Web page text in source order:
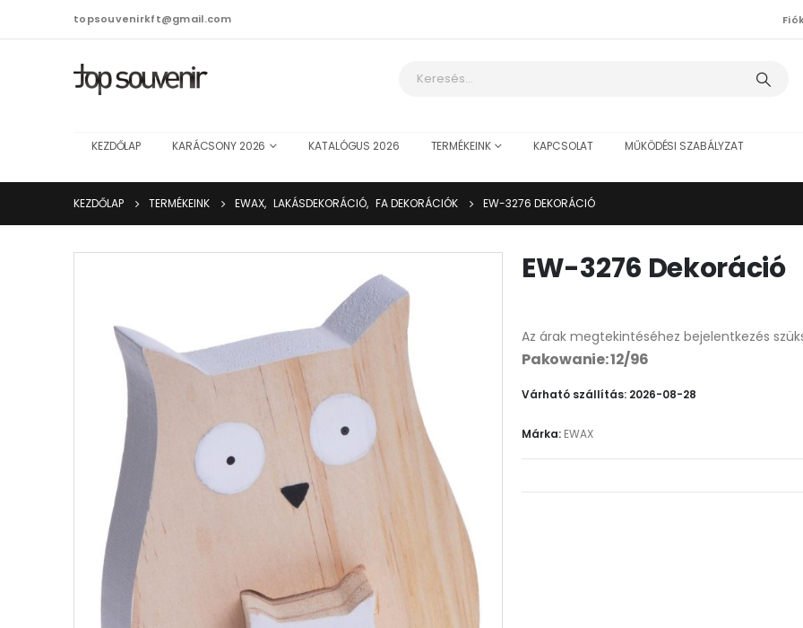
topsouvenirkft@gmail.com
KEZDŐLAP KARÁCSONY 2026 KATALÓGUS 2026 TERMÉKEINK KAPCSOLAT MŰKÖDÉSI SZABÁLYZAT
KEZDŐLAP TERMÉKEINK EWAX, LAKÁSDEKORÁCIÓ, FA DEKORÁCIÓK EW-3276 DEKORÁCIÓ
EW-3276 Dekoráció
Az árak megtekintéséhez bejelentkezés
Pakowanie: 12/96
Várható szállítás: 2026-08-28
Márka: EWAX